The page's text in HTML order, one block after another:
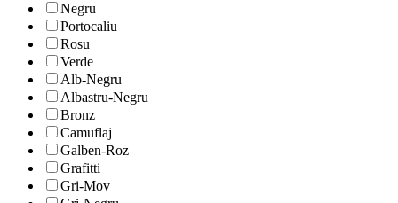
Negru
Portocaliu
Rosu
Verde
Alb-Negru
Albastru-Negru
Bronz
Camuflaj
Galben-Roz
Grafitti
Gri-Mov